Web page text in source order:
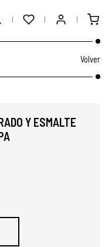
Volver
Y ESMALTE